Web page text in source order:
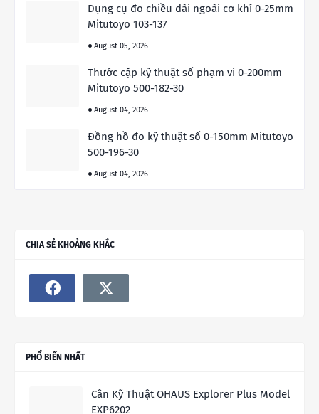
Dụng cụ đo chiều dài ngoài cơ khí 0-25mm
Mitutoyo 103-137
August 05, 2026
Thước cặp kỹ thuật số phạm vi 0-200mm
Mitutoyo 500-182-30
August 04, 2026
Đồng hồ đo kỹ thuật số 0-150mm Mitutoyo
500-196-30
August 04, 2026
CHIA SẺ KHOẢNG KHẮC
PHỔ BIẾN NHẤT
Cân Kỹ Thuật OHAUS Explorer Plus Model
EXP6202